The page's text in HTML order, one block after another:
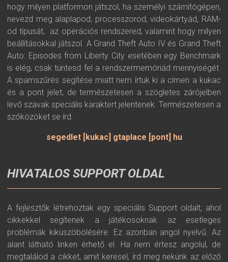
hogy milyen platformon játszol, ha személyi számítógépen,
nevezd meg alaplapod, processzorod, videokártyád, RAM-
od típusát, az operációs rendszered, valamint hogy milyen
beállításokkal játszol. A Grand Theft Auto IV és Grand Theft
Auto: Episodes from Liberty City esetében egy Benchmark
is elég, csak tüntesd fel a rendszermemóriád mennyiségét.
A spamszűrés segítése miatt nem írtuk ki a címen a kukac
és a pont jelet, de természetesen a szögletes zárójelben
levő szavak speciális karaktert jelentenek. Természetesen a
szóközöket se írd.
segedlet [kukac] gtaplace [pont] hu
HIVATALOS SUPPORT OLDAL
A fejlesztők létrehoztak egy speciális Support oldalt, ahol
cikkekkel segítenek a játékosoknak az esetleges
problémák kiküszöbölésére. Ez azonban angol nyelvű. Az
alant látható linken érhető el. Ha nem értesz angolul, de
megtalálod a cikket, amit keresel, írd meg nekünk az előző